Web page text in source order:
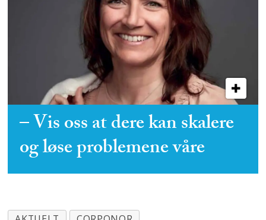
– Vis oss at dere kan skalere
og løse problemene våre